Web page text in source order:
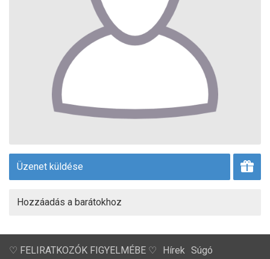
Üzenet küldése
Hozzáadás a barátokhoz
♡ FELIRATKOZÓK FIGYELMÉBE ♡ Hírek Súgó